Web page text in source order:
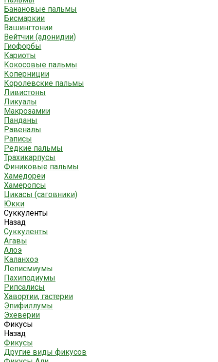
Банановые пальмы
Бисмаркии
Вашингтонии
Вейтчии (адонидии)
Гиофорбы
Кариоты
Кокосовые пальмы
Коперниции
Королевские пальмы
Ливистоны
Ликуалы
Макрозамии
Панданы
Равеналы
Раписы
Редкие пальмы
Трахикарпусы
Финиковые пальмы
Хамедореи
Хамеропсы
Цикасы (саговники)
Юкки
Суккуленты
Назад
Суккуленты
Агавы
Алоэ
Каланхоэ
Леписмиумы
Пахиподиумы
Рипсалисы
Хавортии, гастерии
Эпифиллумы
Эхеверии
Фикусы
Назад
Фикусы
Другие виды фикусов